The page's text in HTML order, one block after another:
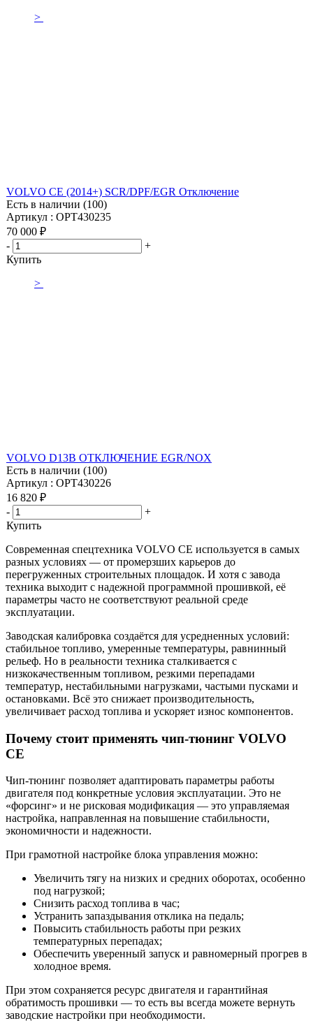
>
VOLVO CE (2014+) SCR/DPF/EGR Отключение
Есть в наличии (100)
Артикул : OPT430235
70 000 ₽
-
+
Купить
>
VOLVO D13B ОТКЛЮЧЕНИЕ EGR/NOX
Есть в наличии (100)
Артикул : OPT430226
16 820 ₽
-
+
Купить
Современная спецтехника VOLVO CE используется в самых
разных условиях — от промерзших карьеров до
перегруженных строительных площадок. И хотя с завода
техника выходит с надежной программной прошивкой, её
параметры часто не соответствуют реальной среде
эксплуатации.
Заводская калибровка создаётся для усредненных условий:
стабильное топливо, умеренные температуры, равнинный
рельеф. Но в реальности техника сталкивается с
низкокачественным топливом, резкими перепадами
температур, нестабильными нагрузками, частыми пусками и
остановками. Всё это снижает производительность,
увеличивает расход топлива и ускоряет износ компонентов.
Почему стоит применять чип-тюнинг VOLVO
CE
Чип-тюнинг позволяет адаптировать параметры работы
двигателя под конкретные условия эксплуатации. Это не
«форсинг» и не рисковая модификация — это управляемая
настройка, направленная на повышение стабильности,
экономичности и надежности.
При грамотной настройке блока управления можно:
Увеличить тягу на низких и средних оборотах, особенно
под нагрузкой;
Снизить расход топлива в час;
Устранить запаздывания отклика на педаль;
Повысить стабильность работы при резких
температурных перепадах;
Обеспечить уверенный запуск и равномерный прогрев в
холодное время.
При этом сохраняется ресурс двигателя и гарантийная
обратимость прошивки — то есть вы всегда можете вернуть
заводские настройки при необходимости.